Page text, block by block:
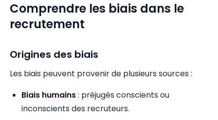
Comprendre les biais dans le
recrutement
Origines des biais
Les biais peuvent provenir de plusieurs sources :
Biais humains: préjugés conscients ou
inconscients des recruteurs.